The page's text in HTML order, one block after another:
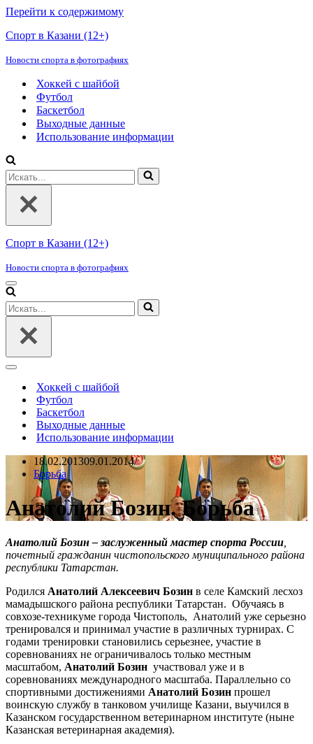
Перейти к содержимому
Спорт в Казани (12+)
Новости спорта в фотографиях
Хоккей с шайбой
Футбол
Баскетбол
Выходные данные
Использование информации
Искать...
Спорт в Казани (12+)
Новости спорта в фотографиях
Меню
навигации
Искать...
Меню
навигацииХоккей с шайбой
Футбол
Баскетбол
Выходные данные
Использование информации
18.02.201309.01.2014
Борьба
Анатолий Бозин. Борьба
Анатолий Бозин – заслуженный мастер спорта России
почетный гражданин чистопольского муниципального района
республики Татарстан.
Родился Анатолий Алексеевич Бозин в селе Камский лесхоз
мамадышского района республики Татарстан. Обучаясь в
совхозе-техникуме города Чистополь, Анатолий уже серьезно
тренировался и принимал участие в различных турнирах. С
годами тренировки становились серьезнее, участие в
соревнованиях не ограничивалось только местным
масштабом, Анатолий Бозин участвовал уже и в
соревнованиях международного масштаба. Параллельно со
спортивными достижениями Анатолий Бозин прошел
воинскую службу в танковом училище Казани, выучился в
Казанском государственном ветеринарном институте (ныне
Казанская ветеринарная академия).